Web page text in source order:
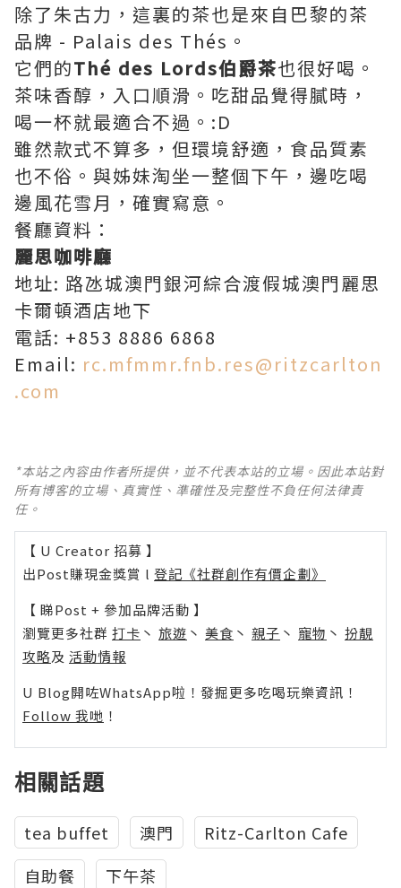
除了朱古力，這裏的茶也是來自巴黎的茶
品牌 - Palais des Thés。
它們的Thé des Lords伯爵茶也很好喝。
茶味香醇，入口順滑。吃甜品覺得膩時，
喝一杯就最適合不過。:D
雖然款式不算多，但環境舒適，食品質素
也不俗。與姊妹淘坐一整個下午，邊吃喝
邊風花雪月，確實寫意。
餐廳資料：
麗思咖啡廳
地址: 路氹城澳門銀河綜合渡假城澳門麗思
卡爾頓酒店地下
電話: +853 8886 6868
Email: rc.mfmmr.fnb.res@ritzcarlton
.com
*本站之內容由作者所提供，並不代表本站的立場。因此本站對
所有博客的立場、真實性、準確性及完整性不負任何法律責
任。
【 U Creator 招募 】
出Post賺現金獎賞 l 登記《社群創作有價企劃》
【 睇Post + 參加品牌活動 】
瀏覽更多社群 打卡 丶 旅遊 丶 美食 丶 親子 丶 寵物 丶 扮靚
攻略及 活動情報
U Blog開咗WhatsApp啦！發掘更多吃喝玩樂資訊！
Follow 我哋 ！
相關話題
tea buffet 澳門
Ritz-Carlton Cafe
自助餐
下午茶